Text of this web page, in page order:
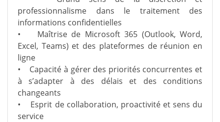
professionnalisme dans le traitement des
informations confidentielles
• Maîtrise de Microsoft 365 (Outlook, Word,
Excel, Teams) et des plateformes de réunion en
ligne
• Capacité à gérer des priorités concurrentes et
à s’adapter à des délais et des conditions
changeants
• Esprit de collaboration, proactivité et sens du
service